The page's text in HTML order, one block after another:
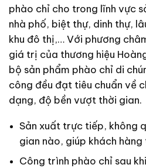
phào chỉ cho trong lĩnh vực
nhà phố, biệt thự, dinh thự,
khu đô thị,… Với phương
giá trị của thương hiệu
bộ sản phẩm phào chỉ di
công đều đạt tiêu chuẩn về
dạng, độ bền vượt thời gian.
Sản xuất trực tiếp, không
gian nào, giúp khách
Công trình phào chỉ sau